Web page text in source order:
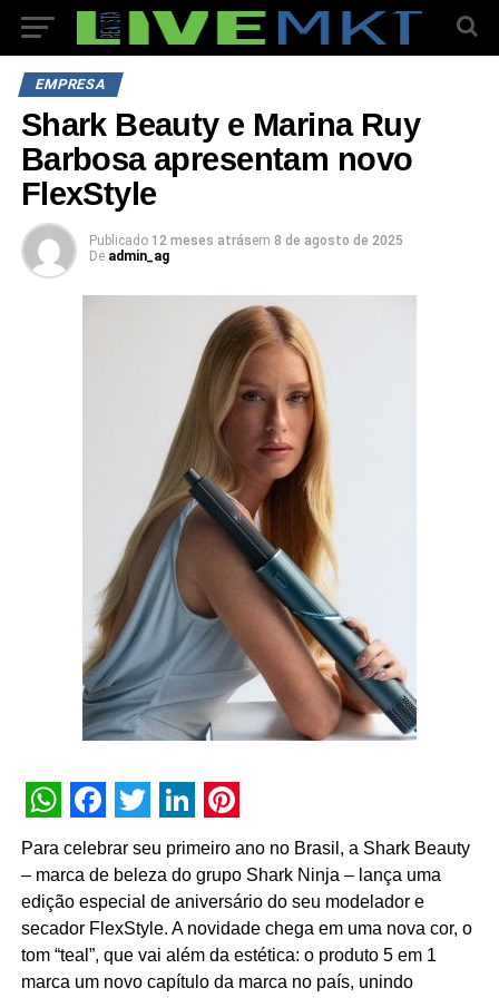
EMPRESA
Shark Beauty e Marina Ruy
Barbosa apresentam novo
FlexStyle
Publicado 12 meses atrásem 8 de agosto de 2025
De admin_ag
WhatsApp
Facebook
Twitter
LinkedIn
Pinterest
Para celebrar seu primeiro ano no Brasil, a Shark Beauty
– marca de beleza do grupo Shark Ninja – lança uma
edição especial de aniversário do seu modelador e
secador FlexStyle. A novidade chega em uma nova cor, o
tom “teal”, que vai além da estética: o produto 5 em 1
marca um novo capítulo da marca no país, unindo